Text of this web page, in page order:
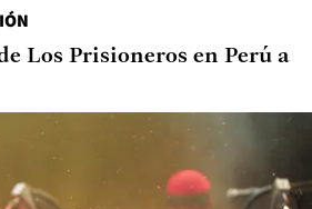
Los Prisioneros en Perú a